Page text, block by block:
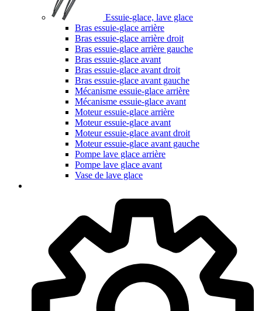
Essuie-glace, lave glace
Bras essuie-glace arrière
Bras essuie-glace arrière droit
Bras essuie-glace arrière gauche
Bras essuie-glace avant
Bras essuie-glace avant droit
Bras essuie-glace avant gauche
Mécanisme essuie-glace arrière
Mécanisme essuie-glace avant
Moteur essuie-glace arrière
Moteur essuie-glace avant
Moteur essuie-glace avant droit
Moteur essuie-glace avant gauche
Pompe lave glace arrière
Pompe lave glace avant
Vase de lave glace